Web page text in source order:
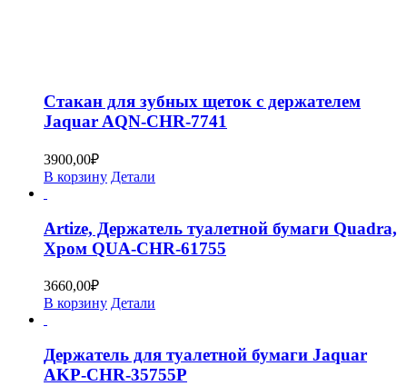
Стакан для зубных щеток с держателем
Jaquar AQN-CHR-7741
3900,00₽
В корзину Детали
Artize, Держатель туалетной бумаги Quadra,
Хром QUA-CHR-61755
3660,00₽
В корзину Детали
Держатель для туалетной бумаги Jaquar
AKP-CHR-35755P